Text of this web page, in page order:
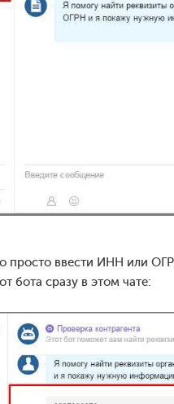
просто ввести ИНН или
бота сразу в этом чате: